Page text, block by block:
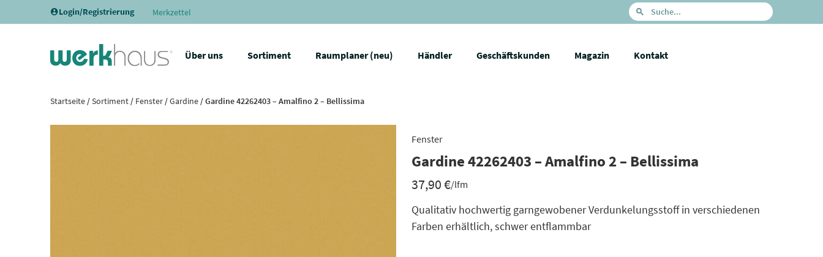
Login/Registrierung Merkzettel
Über uns Sortiment Raumplaner (neu) Händler Geschäftskunden Magazin Kontakt
Startseite/Sortiment/ Fenster/Gardine/ Gardine 42262403 – Amalfino 2 – Bellissima
Fenster
Gardine 42262403 – Amalfino 2 – Bellissima
37,90€/lfm
Qualitativ hochwertig garngewobener Verdunkelungsstoff in verschiedenen
Farben erhältlich, schwer entflammbar